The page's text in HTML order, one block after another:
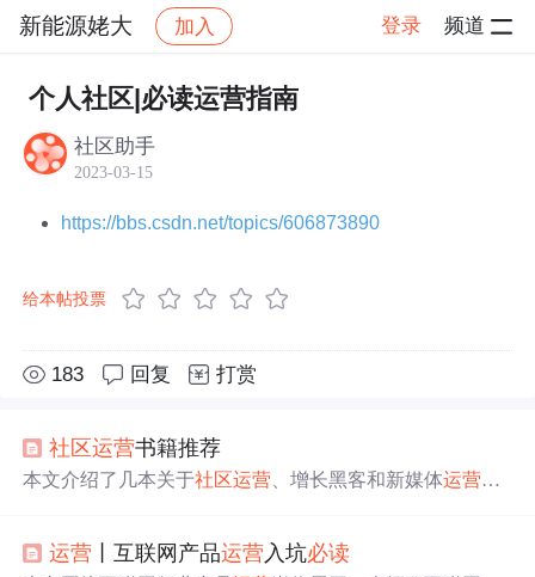
新能源姥大 加入 登录 频道
社区 新能源姥大 运营指南
个人社区|必读运营指南
社区助手
2023-03-15
https://bbs.csdn.net/topics/606873890
给本帖投票
183 回复 打赏
社区运营书籍推荐
本文介绍了几本关于社区运营 、增长黑客和新媒体运营的
具备的流程化、杠杆化、精细化和生态化思维。同时提到
运营 丨互联网产品运营 入坑必读